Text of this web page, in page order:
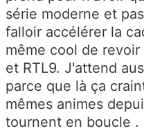
série moderne et
falloir accélérer la
même cool de
et RTL9. J'attend
parce que là ça
mêmes animes
tournent en boucle .